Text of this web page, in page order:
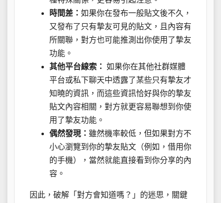
時間差： 如果你在發布一般貼文後不久，
又發布了只有摯友可見的貼文，且內容有
所關聯，對方也可能推測出你使用了摯友
功能。
其他平台線索： 如果你在其他社群媒體
平台或私下聊天中透露了某些只有摯友才
知曉的資訊，而這些資訊恰好與你的摯友
貼文內容相關，對方就更容易聯想到你使
用了摯友功能。
偶然發現： 雖然機率較低，但如果對方不
小心瀏覽到你的摯友貼文（例如，借用你
的手機），當然就能直接看到你分享的內
容。
因此，破解「對方會知道嗎？」的迷思，關鍵